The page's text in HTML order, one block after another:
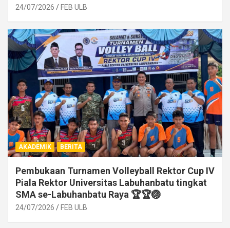
24/07/2026 FEB ULB
AKADEMIK BERITA
Pembukaan Turnamen Volleyball Rektor Cup IV
Piala Rektor Universitas Labuhanbatu tingkat
SMA se-Labuhanbatu Raya 🏆🏆🏐
24/07/2026 FEB ULB